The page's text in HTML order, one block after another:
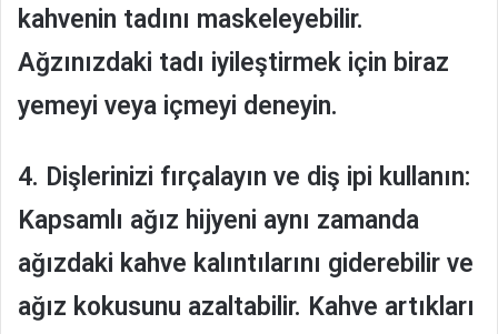
kahvenin tadını maskeleyebilir.
Ağzınızdaki tadı iyileştirmek için biraz
yemeyi veya içmeyi deneyin.
4. Dişlerinizi fırçalayın ve diş ipi kullanın:
Kapsamlı ağız hijyeni aynı zamanda
ağızdaki kahve kalıntılarını giderebilir ve
ağız kokusunu azaltabilir. Kahve artıkları